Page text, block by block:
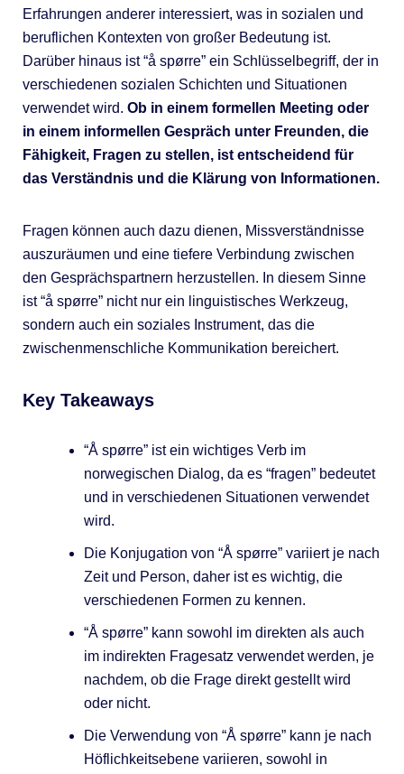
Erfahrungen anderer interessiert, was in sozialen und
beruflichen Kontexten von großer Bedeutung ist.
Darüber hinaus ist “å spørre” ein Schlüsselbegriff, der in
verschiedenen sozialen Schichten und Situationen
verwendet wird. Ob in einem formellen Meeting oder
in einem informellen Gespräch unter Freunden, die
Fähigkeit, Fragen zu stellen, ist entscheidend für
das Verständnis und die Klärung von Informationen.
Fragen können auch dazu dienen, Missverständnisse
auszuräumen und eine tiefere Verbindung zwischen
den Gesprächspartnern herzustellen. In diesem Sinne
ist “å spørre” nicht nur ein linguistisches Werkzeug,
sondern auch ein soziales Instrument, das die
zwischenmenschliche Kommunikation bereichert.
Key Takeaways
“Å spørre” ist ein wichtiges Verb im
norwegischen Dialog, da es “fragen” bedeutet
und in verschiedenen Situationen verwendet
wird.
Die Konjugation von “Å spørre” variiert je nach
Zeit und Person, daher ist es wichtig, die
verschiedenen Formen zu kennen.
“Å spørre” kann sowohl im direkten als auch
im indirekten Fragesatz verwendet werden, je
nachdem, ob die Frage direkt gestellt wird
oder nicht.
Die Verwendung von “Å spørre” kann je nach
Höflichkeitsebene variieren, sowohl in